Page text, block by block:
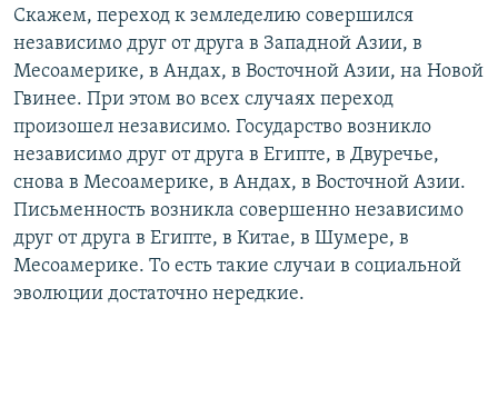
Скажем, переход к земледелию совершился
независимо друг от друга в Западной Азии, в
Месоамерике, в Андах, в Восточной Азии, на Новой
Гвинее. При этом во всех случаях переход
произошел независимо. Государство возникло
независимо друг от друга в Египте, в Двуречье,
снова в Месоамерике, в Андах, в Восточной Азии.
Письменность возникла совершенно независимо
друг от друга в Египте, в Китае, в Шумере, в
Месоамерике. То есть такие случаи в социальной
эволюции достаточно нередкие.